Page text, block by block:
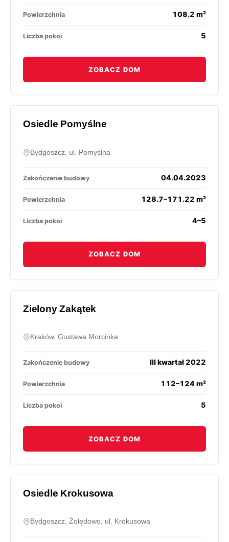
Powierzchnia 108.2 m²
Liczba pokoi 5
ZOBACZ DOM
Osiedle Pomyślne
Bydgoszcz, ul. Pomyślna
Zakończenie budowy 04.04.2023
Powierzchnia 128.7–171.22 m²
Liczba pokoi 4–5
ZOBACZ DOM
Zielony Zakątek
Kraków, Gustawa Morcinka
Zakończenie budowy III kwartał 2022
Powierzchnia 112–124 m²
Liczba pokoi 5
ZOBACZ DOM
Osiedle Krokusowa
Bydgoszcz, Żołędowo, ul. Krokusowa